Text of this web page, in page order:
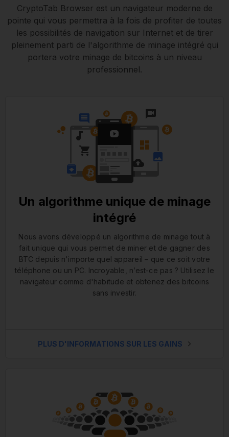
CryptoTab Browser est un navigateur moderne de
pointe qui vous permettra à la fois de profiter de toutes
les possibilités de navigation sur Internet et de tirer
pleinement parti de l'algorithme de minage intégré qui
portera votre minage de bitcoins à un niveau
professionnel.
Un algorithme unique de minage
intégré
Nous avons développé un algorithme de minage tout à
fait unique qui vous permet de miner et de gagner des
BTC depuis n'importe quel appareil – que ce soit votre
téléphone ou un PC. Incroyable, n’est-ce pas ? Utilisez le
navigateur comme d'habitude et obtenez des bitcoins
sans investir.
PLUS D'INFORMATIONS SUR LES GAINS